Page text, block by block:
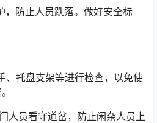
，防止人员跌落。做好安全标
、托盘支架等进行检查，以免使
人员看守道岔，防止闲杂人员上